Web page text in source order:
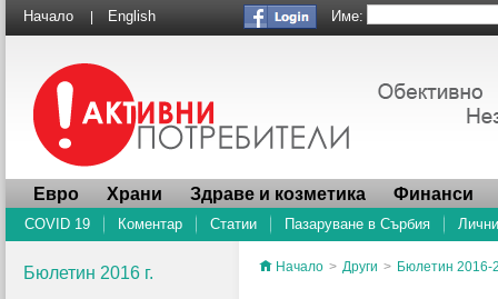
Начало English Име:
Евро Храни Здраве и козметика Финанси
COVID 19 Коментар Статии Пазаруване в Сърбия
Бюлетин 2016 г.
Начало > Други > Бюлетин 2016-